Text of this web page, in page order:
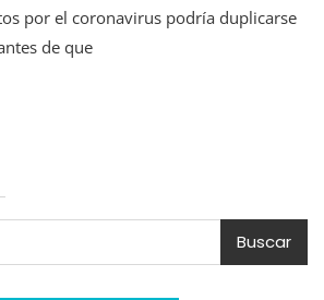
por el coronavirus podría duplicarse
de que
Buscar